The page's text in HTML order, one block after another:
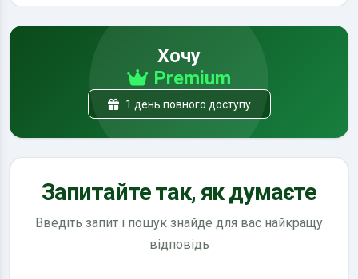
Хочу
Premium
1 день повного доступу
Запитайте так, як думаєте
Введіть запит і пошук знайде для вас найкращу
відповідь